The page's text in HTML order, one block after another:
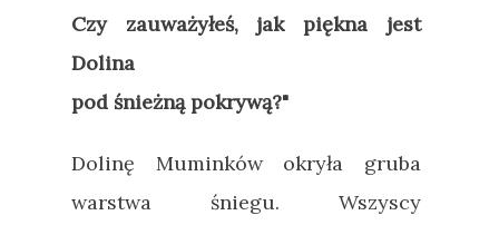
Czy zauważyłeś, jak piękna jest
Dolina
pod śnieżną pokrywą?"
Dolinę Muminków okryła gruba
warstwa śniegu. Wszyscy